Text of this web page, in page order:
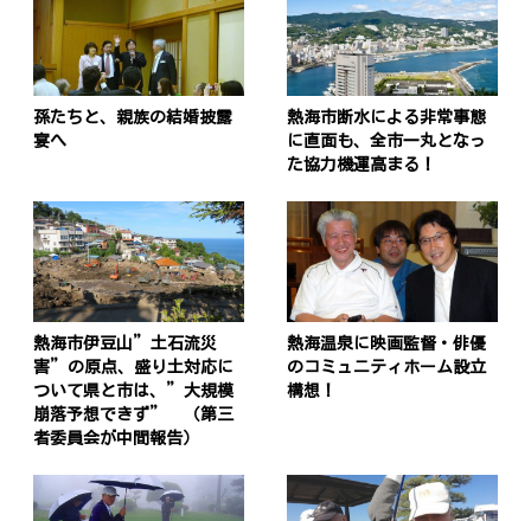
孫たちと、親族の結婚披露
宴へ
熱海市断水による非常事態
に直面も、全市一丸となっ
た協力機運高まる！
熱海市伊豆山”土石流災
害”の原点、盛り土対応に
ついて県と市は、”大規模
崩落予想できず” （第三
者委員会が中間報告）
熱海温泉に映画監督・俳優
のコミュニティホーム設立
構想！